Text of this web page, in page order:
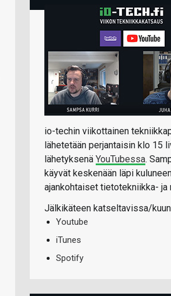
io-techin viikottainen
lähetetään perjantaisin klo 15
lähetyksenä YouTubessa.
käyvät keskenään läpi
ajankohtaiset tietotekniikka- ja
Jälkikäteen katseltavissa/
Youtube
iTunes
Spotify